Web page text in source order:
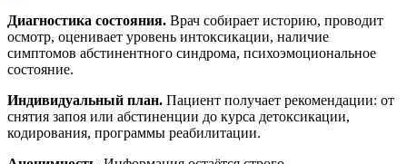
Диагностика состояния. Врач собирает историю, проводит
осмотр, оценивает уровень интоксикации, наличие
симптомов абстинентного синдрома, психоэмоциональное
состояние.
Индивидуальный план. Пациент получает рекомендации: от
снятия запоя или абстиненции до курса детоксикации,
кодирования, программы реабилитации.